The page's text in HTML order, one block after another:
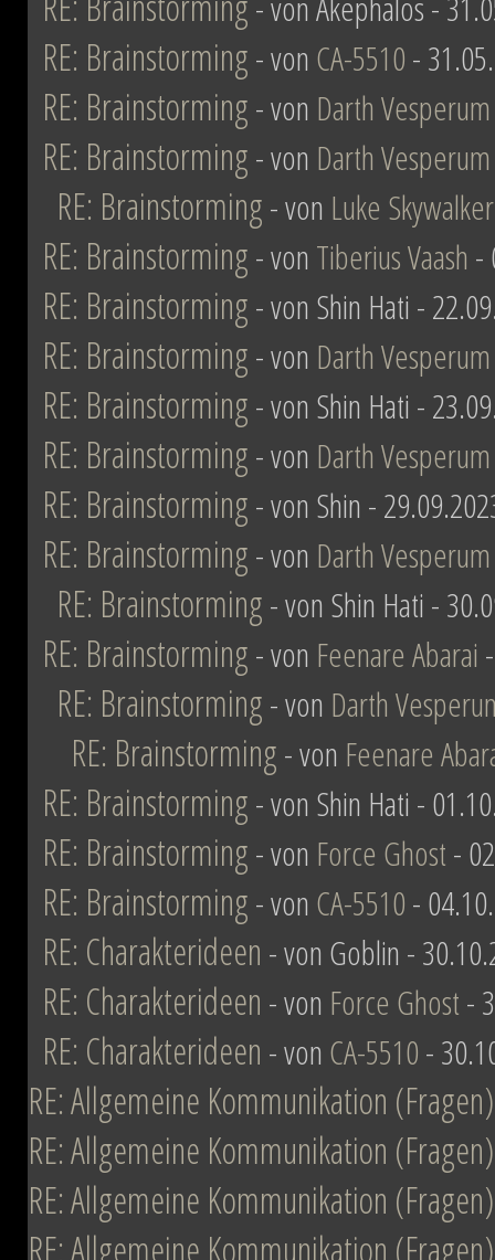
RE: Brainstorming- von CA-5510-
RE: Brainstorming- von Darth Vesperum
RE: Brainstorming- von Darth Vesperum
RE: Brainstorming- von Luke Skywalker
RE: Brainstorming- von Tiberius Vaash -
RE: Brainstorming- von Shin Hati -
RE: Brainstorming- von Darth Vesperum
RE: Brainstorming- von Shin Hati -
RE: Brainstorming- von Darth Vesperum
RE: Brainstorming- von Shin -
RE: Brainstorming- von Darth Vesperum
RE: Brainstorming- von Shin Hati -
RE: Brainstorming- von Feenare Abarai
RE: Brainstorming- von Darth
RE: Brainstorming- von Feenare
RE: Brainstorming- von Shin Hati -
RE: Brainstorming- von Force Ghost-
RE: Brainstorming- von CA-5510-
RE: Charakterideen - von Goblin -
RE: Charakterideen - von Force Ghost-
RE: Charakterideen - von CA-5510-
RE: Allgemeine Kommunikation (Fragen)
RE: Allgemeine Kommunikation (Fragen)
RE: Allgemeine Kommunikation (Fragen)
RE: Allgemeine Kommunikation (Fragen)